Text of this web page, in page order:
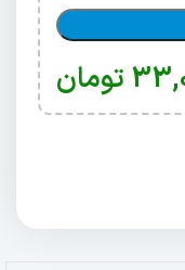
تومان